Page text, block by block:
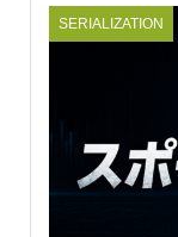
SERIALIZATION